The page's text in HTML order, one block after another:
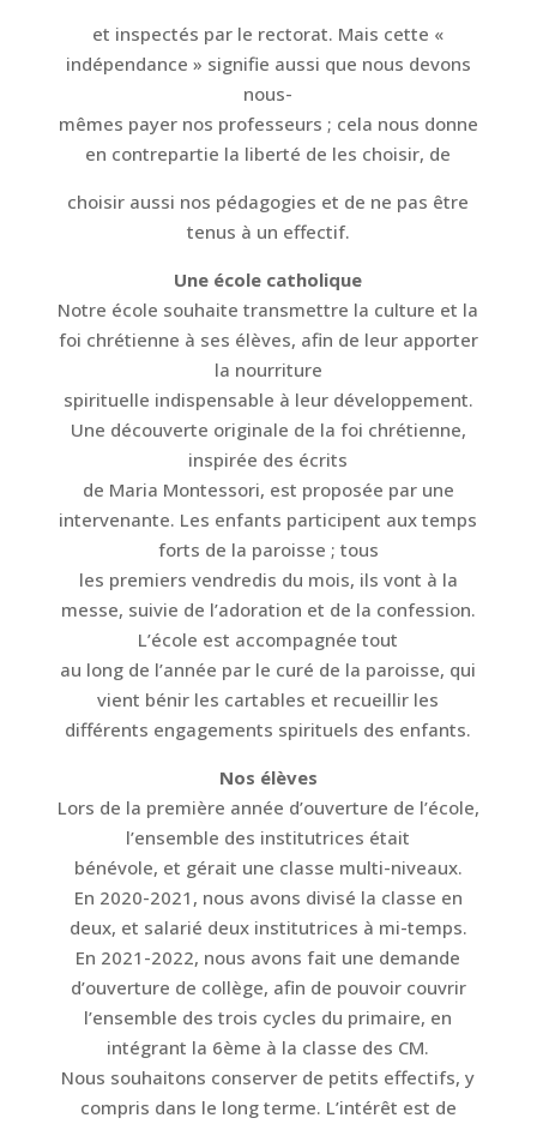
et inspectés par le rectorat. Mais cette «
indépendance » signifie aussi que nous devons
nous-
mêmes payer nos professeurs ; cela nous donne
en contrepartie la liberté de les choisir, de
choisir aussi nos pédagogies et de ne pas être
tenus à un effectif.
Une école catholique
Notre école souhaite transmettre la culture et la
foi chrétienne à ses élèves, afin de leur apporter
la nourriture
spirituelle indispensable à leur développement.
Une découverte originale de la foi chrétienne,
inspirée des écrits
de Maria Montessori, est proposée par une
intervenante. Les enfants participent aux temps
forts de la paroisse ; tous
les premiers vendredis du mois, ils vont à la
messe, suivie de l’adoration et de la confession.
L’école est accompagnée tout
au long de l’année par le curé de la paroisse, qui
vient bénir les cartables et recueillir les
différents engagements spirituels des enfants.
Nos élèves
Lors de la première année d’ouverture de l’école,
l’ensemble des institutrices était
bénévole, et gérait une classe multi-niveaux.
En 2020-2021, nous avons divisé la classe en
deux, et salarié deux institutrices à mi-temps.
En 2021-2022, nous avons fait une demande
d’ouverture de collège, afin de pouvoir couvrir
l’ensemble des trois cycles du primaire, en
intégrant la 6ème à la classe des CM.
Nous souhaitons conserver de petits effectifs, y
compris dans le long terme. L’intérêt est de